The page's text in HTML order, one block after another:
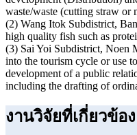
waste/waste (cutting straw or
(2) Wang Itok Subdistrict,
high quality fish such as
(3) Sai Yoi Subdistrict, Noen
into the tourism cycle or use
development of a public
including the drafting of
งานวิจัยที่เกี่ยวข้อง